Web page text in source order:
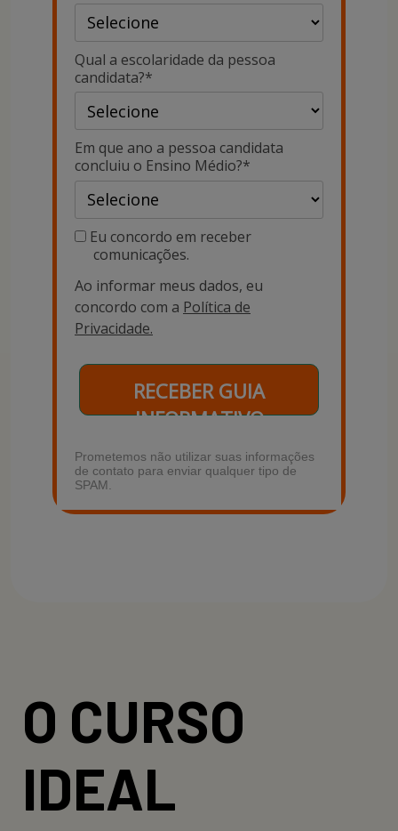
Qual a escolaridade da pessoa
candidata?*
Em que ano a pessoa candidata
concluiu o Ensino Médio?*
Eu concordo em receber
comunicações.
Ao informar meus dados, eu
concordo com a Política de
Privacidade.
RECEBER GUIA
INFORMATIVO
Prometemos não utilizar suas informações
de contato para enviar qualquer tipo de
SPAM.
O CURSO
IDEAL